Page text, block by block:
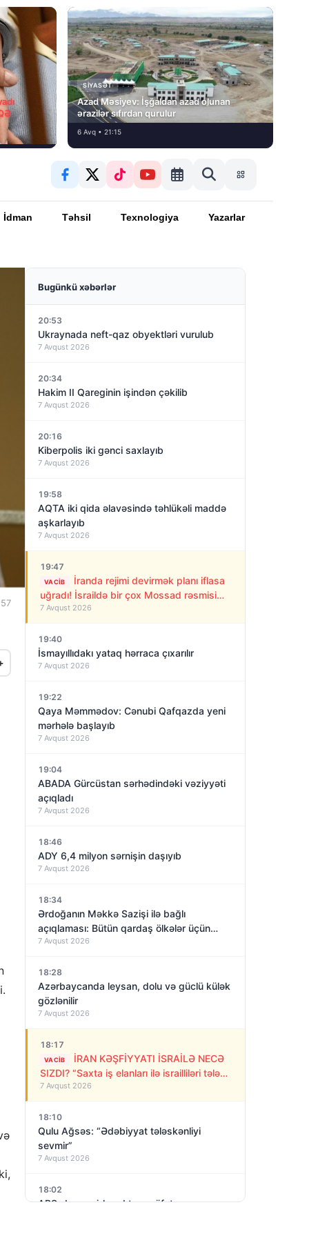
SIYASƏT
Azad Məsiyev: İşğaldan azad olunan
ərazilər sıfırdan qurulur
6 Avq • 21:15
İdman Təhsil Texnologiya Yazarlar
Bugünkü xəbərlər
20:53
Ukraynada neft-qaz obyektləri vurulub
7 Avqust 2026
20:34
Hakim II Qareginin işindən çəkilib
7 Avqust 2026
20:16
Kiberpolis iki gənci saxlayıb
7 Avqust 2026
19:58
AQTA iki qida əlavəsində təhlükəli maddə
aşkarlayıb
7 Avqust 2026
19:47
VACIB
İranda rejimi devirmək planı iflasa
uğradı! İsraildə bir çox Mossad rəsmisi
işdən çıxarıldı
7 Avqust 2026
19:40
İsmayıllıdakı yataq hərraca çıxarılır
7 Avqust 2026
19:22
Qaya Məmmədov: Cənubi Qafqazda yeni
mərhələ başlayıb
7 Avqust 2026
19:04
ABADA Gürcüstan sərhədindəki vəziyyəti
açıqladı
7 Avqust 2026
18:46
ADY 6,4 milyon sərnişin daşıyıb
7 Avqust 2026
18:34
Ərdoğanın Məkkə Sazişi ilə bağlı
açıqlaması: Bütün qardaş ölkələr üçün
açıqdır
7 Avqust 2026
18:28
Azərbaycanda leysan, dolu və güclü külək
gözlənilir
7 Avqust 2026
18:17
VACIB
İRAN KƏŞFİYYATI İSRAİLƏ NECƏ
SIZDI? “Saxta iş elanları ilə israilliləri tələyə
saldılar”
7 Avqust 2026
18:10
Qulu Ağsəs: “Ədəbiyyat tələskənliyi
sevmir”
7 Avqust 2026
18:02
ABŞ-da qeyri-kənd təsərrüfatı